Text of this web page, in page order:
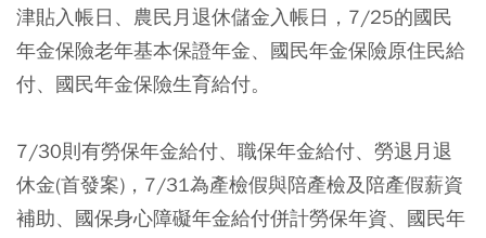
津貼入帳日、農民月退休儲金入帳日，7/25的國民
年金保險老年基本保證年金、國民年金保險原住民給
付、國民年金保險生育給付。
7/30則有勞保年金給付、職保年金給付、勞退月退
休金(首發案)，7/31為產檢假與陪產檢及陪產假薪資
補助、國保身心障礙年金給付併計勞保年資、國民年